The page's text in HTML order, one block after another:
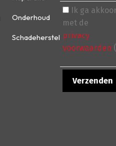
Onderhoud
Schadeherstel
Ik ga
met de
privacy
voorwaarden